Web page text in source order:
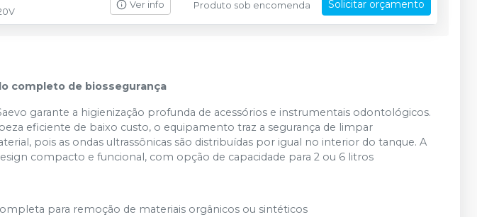
Ver info Produto sob encomenda Solicitar orçamento
completo de biossegurança
garante a higienização profunda de acessórios e instrumentais odontológicos.
eficiente de baixo custo, o equipamento traz a segurança de limpar
pois as ondas ultrassônicas são distribuídas por igual no interior do tanque. A
compacto e funcional, com opção de capacidade para 2 ou 6 litros
para remoção de materiais orgânicos ou sintéticos